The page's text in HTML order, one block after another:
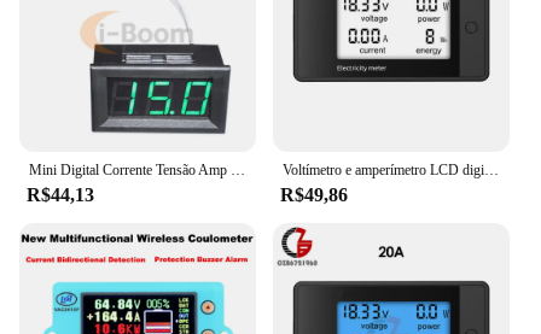
R$44,13
Voltímetro e amperímetro LCD digital, Detector de energia de energia, Voltímetro de derivação, Tensão atual, 4-em-1, 20A, 50A, 100A, 200A, DC 8-100V
R$49,86